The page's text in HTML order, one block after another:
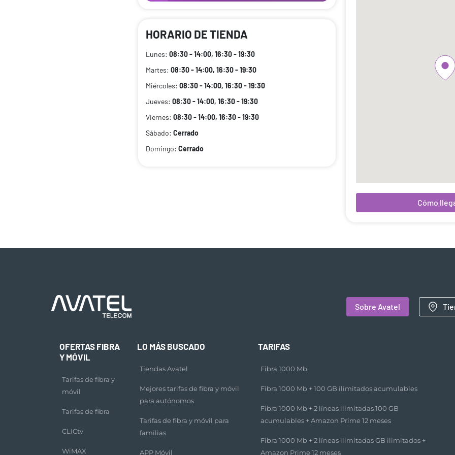
HORARIO DE TIENDA
Lunes: 08:30 - 14:00, 16:30 - 19:30
Martes: 08:30 - 14:00, 16:30 - 19:30
Miércoles: 08:30 - 14:00, 16:30 - 19:30
Jueves: 08:30 - 14:00, 16:30 - 19:30
Viernes: 08:30 - 14:00, 16:30 - 19:30
Sábado: Cerrado
Domingo: Cerrado
Cómo
Sobre Avatel
OFERTAS FIBRA
Y MÓVIL
Tarifas de fibra y
móvil
Tarifas de fibra
CLICtv
WiMAX
LO MÁS BUSCADO
Tiendas Avatel
Mejores tarifas de fibra y móvil
para autónomos
Tarifas de fibra y móvil para
familias
APP Móvil
TARIFAS
Fibra 1000 Mb
Fibra 1000 Mb + 100 GB ilimitados acumulables​
Fibra 1000 Mb + 2 líneas ilimitadas 100 GB
acumulables + Amazon Prime 12 meses​
Fibra 1000 Mb + 2 líneas ilimitadas GB ilimitados +
Amazon Prime 12 meses​